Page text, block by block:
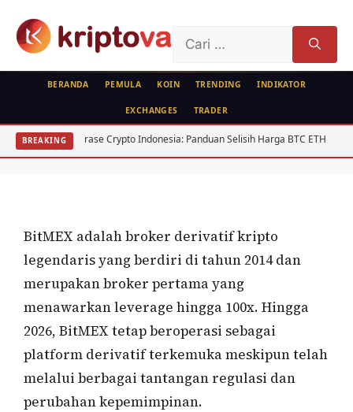
untuk:
BERANDA PEMULA KOIN TRENDING INDIKATOR
EXCHANGES TRADER
BREAKING
Arbitrase Crypto Indonesia: Panduan Selisih Harga BTC ETH USD/
REVIEW BROKER
BitMEX, Tawarkan Leverage 100x
BitMEX adalah broker derivatif kripto
legendaris yang berdiri di tahun 2014 dan
merupakan broker pertama yang
menawarkan leverage hingga 100x. Hingga
2026, BitMEX tetap beroperasi sebagai
platform derivatif terkemuka meskipun telah
melalui berbagai tantangan regulasi dan
perubahan kepemimpinan.